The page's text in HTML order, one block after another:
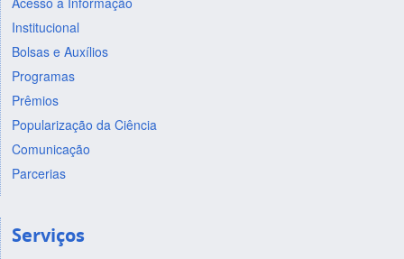
Institucional
Bolsas e Auxílios
Programas
Prêmios
Popularização da Ciência
Comunicação
Parcerias
Serviços